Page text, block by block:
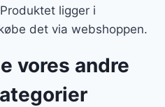
ligger i
det via webshoppen.
vores andre